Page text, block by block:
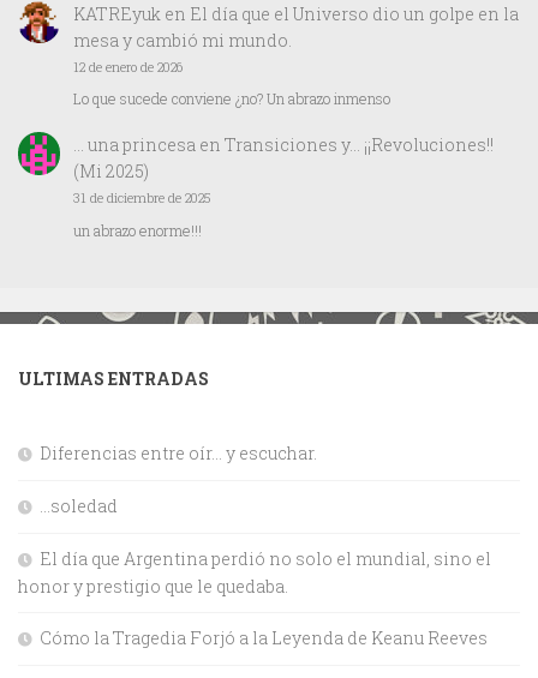
KATREyuk en El día que el Universo dio un golpe en la
mesa y cambió mi mundo.
12 de enero de 2026
Lo que sucede conviene ¿no? Un abrazo inmenso
… una princesaen Transiciones y… ¡¡Revoluciones!!
(Mi 2025)
31 de diciembre de 2025
un abrazo enorme!!!
ULTIMAS ENTRADAS
Diferencias entre oír… y escuchar.
…soledad
El día que Argentina perdió no solo el mundial, sino el
honor y prestigio que le quedaba.
Cómo la Tragedia Forjó a la Leyenda de Keanu Reeves